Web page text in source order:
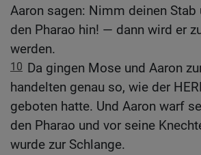
Aaron sagen: Nimm deinen
den Pharao hin! — dann wird er
werden.
10 Da gingen Mose und Aaron
handelten genau so, wie der
geboten hatte. Und Aaron warf
den Pharao und vor seine
wurde zur Schlange.